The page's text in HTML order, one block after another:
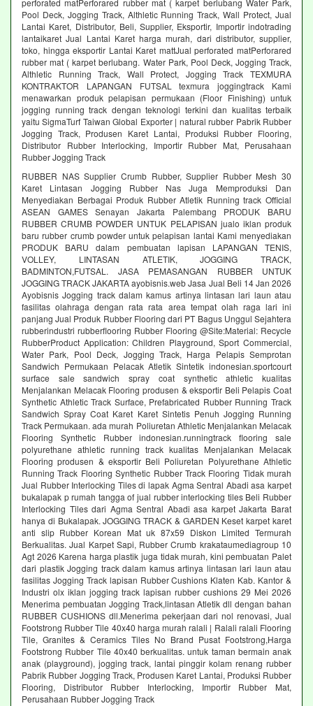
perforated matPerforared rubber mat ( karpet berlubang Water Park,
Pool Deck, Jogging Track, Althletic Running Track, Wall Protect, Jual
Lantai Karet, Distributor, Beli, Supplier, Eksportir, Importir indotrading
lantaikaret Jual Lantai Karet harga murah, dari distributor, supplier,
toko, hingga eksportir Lantai Karet mattJual perforated matPerforared
rubber mat ( karpet berlubang. Water Park, Pool Deck, Jogging Track,
Althletic Running Track, Wall Protect, Jogging Track TEXMURA
KONTRAKTOR LAPANGAN FUTSAL texmura joggingtrack Kami
menawarkan produk pelapisan permukaan (Floor Finishing) untuk
jogging running track dengan teknologi terkini dan kualitas terbaik
yaitu SigmaTurf Taiwan Global Exporter | natural rubber Pabrik Rubber
Jogging Track, Produsen Karet Lantai, Produksi Rubber Flooring,
Distributor Rubber Interlocking, Importir Rubber Mat, Perusahaan
Rubber Jogging Track
RUBBER NAS Supplier Crumb Rubber, Supplier Rubber Mesh 30
Karet Lintasan Jogging Rubber Nas Juga Memproduksi Dan
Menyediakan Berbagai Produk Rubber Atletik Running track Official
ASEAN GAMES Senayan Jakarta Palembang PRODUK BARU
RUBBER CRUMB POWDER UNTUK PELAPISAN jualo iklan produk
baru rubber crumb powder untuk pelapisan lantai Kami menyediakan
PRODUK BARU dalam pembuatan lapisan LAPANGAN TENIS,
VOLLEY, LINTASAN ATLETIK, JOGGING TRACK,
BADMINTON,FUTSAL. JASA PEMASANGAN RUBBER UNTUK
JOGGING TRACK JAKARTA ayobisnis.web Jasa Jual Beli 14 Jan 2026
Ayobisnis Jogging track dalam kamus artinya lintasan lari laun atau
fasilitas olahraga dengan rata rata area tempat olah raga lari ini
panjang Jual Produk Rubber Flooring dari PT Bagus Unggul Sejahtera
rubberindustri rubberflooring Rubber Flooring @Site:Material: Recycle
RubberProduct Application: Children Playground, Sport Commercial,
Water Park, Pool Deck, Jogging Track, Harga Pelapis Semprotan
Sandwich Permukaan Pelacak Atletik Sintetik indonesian.sportcourt
surface sale sandwich spray coat synthetic athletic kualitas
Menjalankan Melacak Flooring produsen & eksportir Beli Pelapis Coat
Synthetic Athletic Track Surface, Prefabricated Rubber Running Track
Sandwich Spray Coat Karet Karet Sintetis Penuh Jogging Running
Track Permukaan. ada murah Poliuretan Athletic Menjalankan Melacak
Flooring Synthetic Rubber indonesian.runningtrack flooring sale
polyurethane athletic running track kualitas Menjalankan Melacak
Flooring produsen & eksportir Beli Poliuretan Polyurethane Athletic
Running Track Flooring Synthetic Rubber Track Flooring Tidak murah
Jual Rubber Interlocking Tiles di lapak Agma Sentral Abadi asa karpet
bukalapak p rumah tangga of jual rubber interlocking tiles Beli Rubber
Interlocking Tiles dari Agma Sentral Abadi asa karpet Jakarta Barat
hanya di Bukalapak. JOGGING TRACK & GARDEN Keset karpet karet
anti slip Rubber Korean Mat uk 87x59 Diskon Limited Termurah
Berkualitas. Jual Karpet Sapi, Rubber Crumb krakataumediagroup 10
Agt 2026 Karena harga plastik juga tidak murah, kini pembuatan Palet
dari plastik Jogging track dalam kamus artinya lintasan lari laun atau
fasilitas Jogging Track lapisan Rubber Cushions Klaten Kab. Kantor &
Industri olx iklan jogging track lapisan rubber cushions 29 Mei 2026
Menerima pembuatan Jogging Track,lintasan Atletik dll dengan bahan
RUBBER CUSHIONS dll.Menerima pekerjaan dari nol renovasi, Jual
Footstrong Rubber Tile 40x40 harga murah ralali | Ralali ralali Flooring
Tile, Granites & Ceramics Tiles No Brand Pusat Footstrong,Harga
Footstrong Rubber Tile 40x40 berkualitas. untuk taman bermain anak
anak (playground), jogging track, lantai pinggir kolam renang rubber
Pabrik Rubber Jogging Track, Produsen Karet Lantai, Produksi Rubber
Flooring, Distributor Rubber Interlocking, Importir Rubber Mat,
Perusahaan Rubber Jogging Track